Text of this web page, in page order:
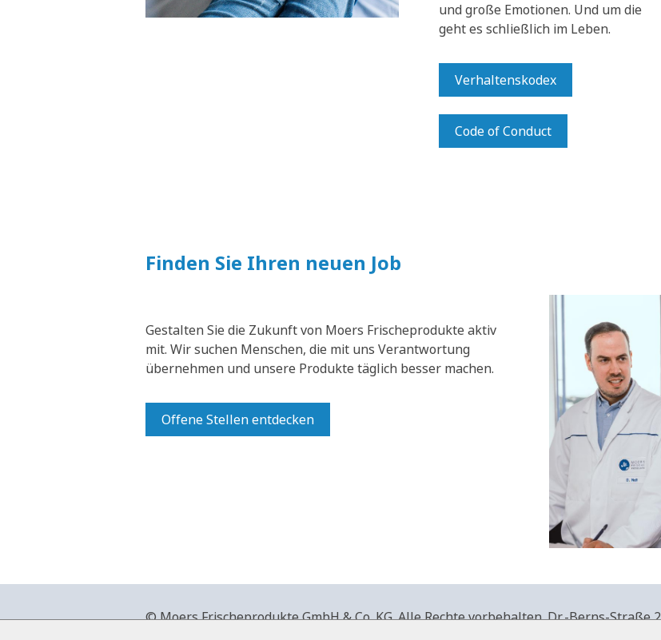
und große Emotionen. Und um die
geht es schließlich im Leben.
Verhaltenskodex
Code of Conduct
Finden Sie Ihren neuen Job
Gestalten Sie die Zukunft von Moers Frischeprodukte aktiv
mit. Wir suchen Menschen, die mit uns Verantwortung
übernehmen und unsere Produkte täglich besser machen.
Offene Stellen entdecken
© Moers Frischeprodukte GmbH & Co. KG. Alle Rechte vorbehalten.Dr.-Berns-Straße